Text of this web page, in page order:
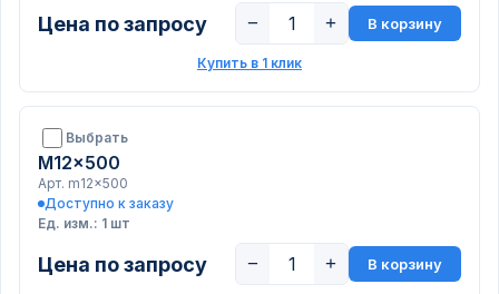
Цена по запросу − + В корзину
Купить в 1 клик
Выбрать
M12x500
Арт. m12x500
Доступно к заказу
Ед. изм.: 1 шт
Цена по запросу − + В корзину